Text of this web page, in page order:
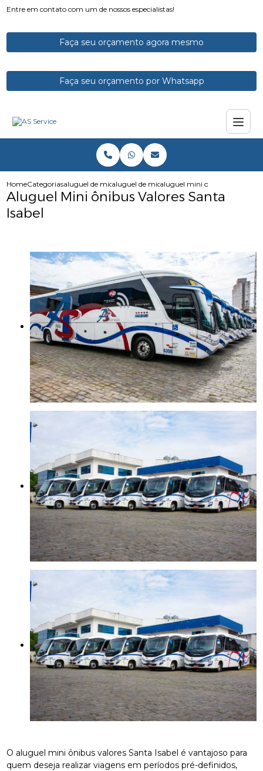
Entre em contato com um de nossos especialistas!
Faça seu orçamento agora mesmo
Faça seu orçamento por Whatsapp
HomeCategoriasaluguel de micro onibusaluguel de micro onibus para excursao
aluguel mini onibus valores
Aluguel Mini ônibus Valores Santa
Isabel
O aluguel mini ônibus valores Santa Isabel é vantajoso para
quem deseja realizar viagens em períodos pré-definidos,